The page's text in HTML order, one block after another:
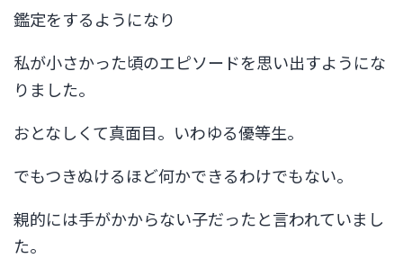
プ鑑定をするようになり
私が小さかった頃のエピソードを思い出すようにな
りました。
おとなしくて真面目。いわゆる優等生。
でもつきぬけるほど何かできるわけでもない。
親的には手がかからない子だったと言われていまし
た。